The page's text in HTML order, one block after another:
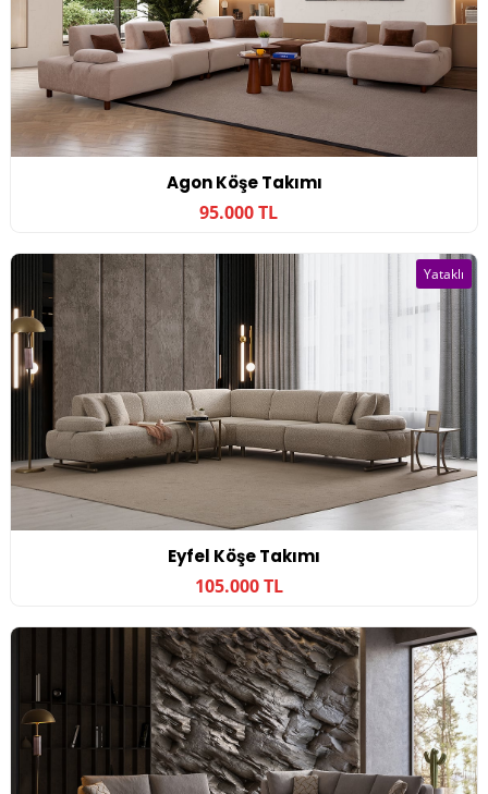
Agon Köşe Takımı
95.000 TL
Eyfel Köşe Takımı
105.000 TL
Yataklı